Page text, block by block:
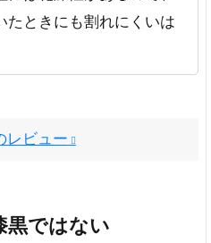
たときにも割れにくいは
レビュー
黒ではない